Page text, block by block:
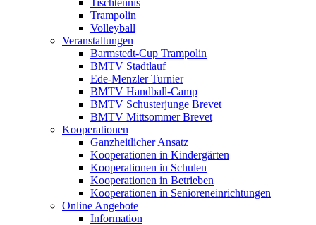
Tischtennis
Trampolin
Volleyball
Veranstaltungen
Barmstedt-Cup Trampolin
BMTV Stadtlauf
Ede-Menzler Turnier
BMTV Handball-Camp
BMTV Schusterjunge Brevet
BMTV Mittsommer Brevet
Kooperationen
Ganzheitlicher Ansatz
Kooperationen in Kindergärten
Kooperationen in Schulen
Kooperationen in Betrieben
Kooperationen in Senioreneinrichtungen
Online Angebote
Information